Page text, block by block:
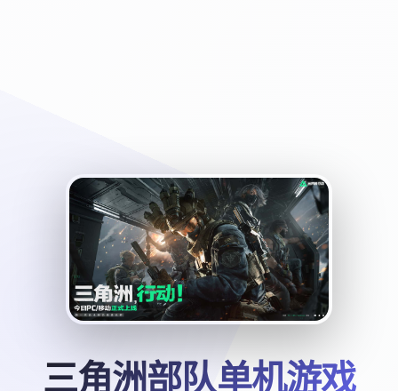
三角洲部队单机游戏